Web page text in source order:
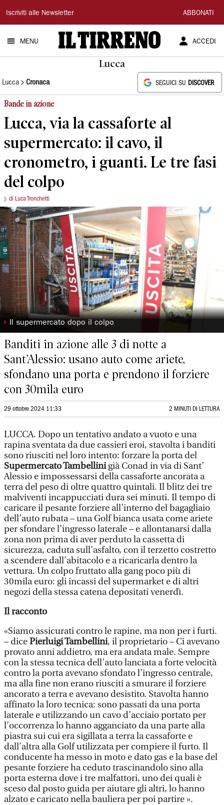
Il
Tirreno
Iscriviti alle Newsletter ABBONATI
MENU ACCEDI
Lucca
Lucca Cronaca SEGUICI SU DISCOVER
Bande in azione
Lucca, via la cassaforte al
supermercato: il cavo, il
cronometro, i guanti. Le tre fasi
del colpo
di Luca Tronchetti
◗ Il supermercato dopo il colpo
Banditi in azione alle 3 di notte a
Sant’Alessio: usano auto come ariete,
sfondano una porta e prendono il forziere
con 30mila euro
29 ottobre 2024 11:33 2 MINUTI DI LETTURA
LUCCA. Dopo un tentativo andato a vuoto e una
rapina sventata da due cassieri eroi, stavolta i banditi
sono riusciti nel loro intento: forzare la porta del
Supermercato Tambellinigià Conad in via di Sant’
Alessio e impossessarsi della cassaforte ancorata a
terra del peso di oltre quattro quintali. Il blitz dei tre
malviventi incappucciati dura sei minuti. Il tempo di
caricare il pesante forziere all’interno del bagagliaio
dell’auto rubata – una Golf bianca usata come ariete
per sfondare l’ingresso laterale – e allontanarsi dalla
zona non prima di aver perduto la cassetta di
sicurezza, caduta sull’asfalto, con il terzetto costretto
a scendere dall’abitacolo e a ricaricarla dentro la
vettura. Un colpo fruttato alla gang poco più di
30mila euro: gli incassi del supermarket e di altri
negozi della stessa catena depositati venerdì.
Il racconto
«Siamo assicurati contro le rapine, ma non per i furti.
– dicePierluigi Tambellini, il proprietario – Ci avevano
provato anni addietro, ma era andata male. Sempre
con la stessa tecnica dell’auto lanciata a forte velocità
contro la porta avevano sfondato l’ingresso centrale,
ma alla fine non erano riusciti a smurare il forziere
ancorato a terra e avevano desistito. Stavolta hanno
affinato la loro tecnica: sono passati da una porta
laterale e utilizzando un cavo d’acciaio portato per
l’occorrenza lo hanno agganciato da una parte alla
piastra sui cui era sigillata a terra la cassaforte e
dall’altra alla Golf utilizzata per compiere il furto. Il
conducente ha messo in moto e dato gas e la base del
pesante forziere ha ceduto trascinandolo sino alla
porta esterna dove i tre malfattori, uno dei quali è
sceso dal posto guida per aiutare gli altri, lo hanno
alzato e caricato nella bauliera per poi partire ».